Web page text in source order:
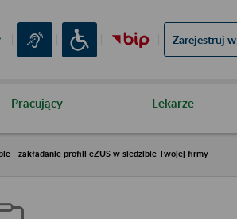
Zarejestruj w
Pracujący Lekarze
- zakładanie profili eZUS w siedzibie Twojej firmy